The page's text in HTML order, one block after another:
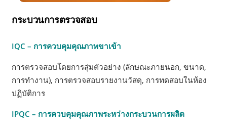
กระบวนการตรวจสอบ
IQC – การควบคุมคุณภาพขาเข้า
การตรวจสอบโดยการสุ่มตัวอย่าง (ลักษณะภายนอก, ขนาด,
การทำงาน), การตรวจสอบรายงานวัสดุ, การทดสอบในห้อง
ปฏิบัติการ
IPQC – การควบคุมคุณภาพระหว่างกระบวนการผลิต